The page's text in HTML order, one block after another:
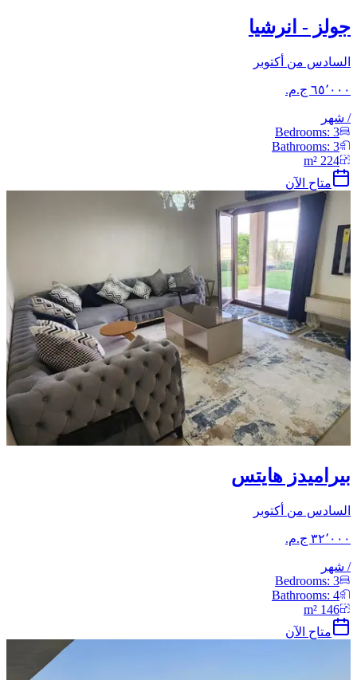
جولز - انرشيا
السادس من أكتوبر
/ شهر
Bedrooms: 3
Bathrooms: 3
224
متاح الآن
بيراميدز هايتس
السادس من أكتوبر
/ شهر
Bedrooms: 3
Bathrooms: 4
146
متاح الآن